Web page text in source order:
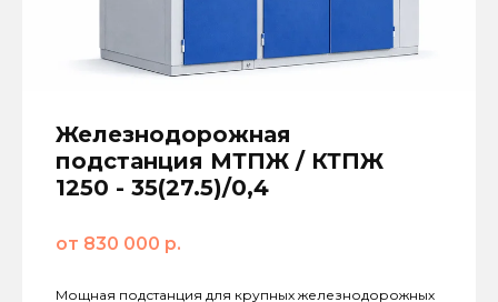
Железнодорожная
подстанция МТПЖ / КТПЖ
1250 - 35(27.5)/0,4
от 830 000 р.
Мощная подстанция для крупных железнодорожных